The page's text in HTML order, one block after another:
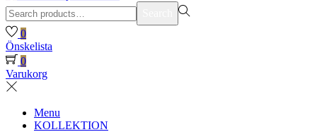
Search
for:>
0
Önskelista
0
Varukorg
Menu
KOLLEKTION